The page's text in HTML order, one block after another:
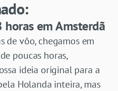
horas em Amsterdã
de vôo, chegamos em
poucas horas,
ideia original para a
Holanda inteira, mas